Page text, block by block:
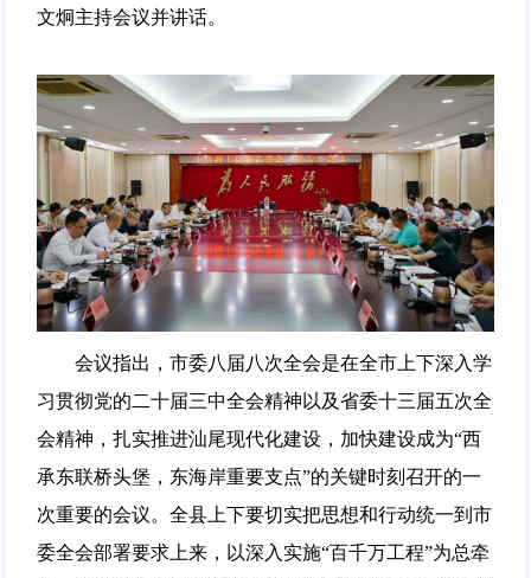
文炯主持会议并讲话。
会议指出，市委八届八次全会是在全市上下深入学
习贯彻党的二十届三中全会精神以及省委十三届五次全
会精神，扎实推进汕尾现代化建设，加快建设成为“西
承东联桥头堡，东海岸重要支点”的关键时刻召开的一
次重要的会议。全县上下要切实把思想和行动统一到市
委全会部署要求上来，以深入实施“百千万工程”为总牵